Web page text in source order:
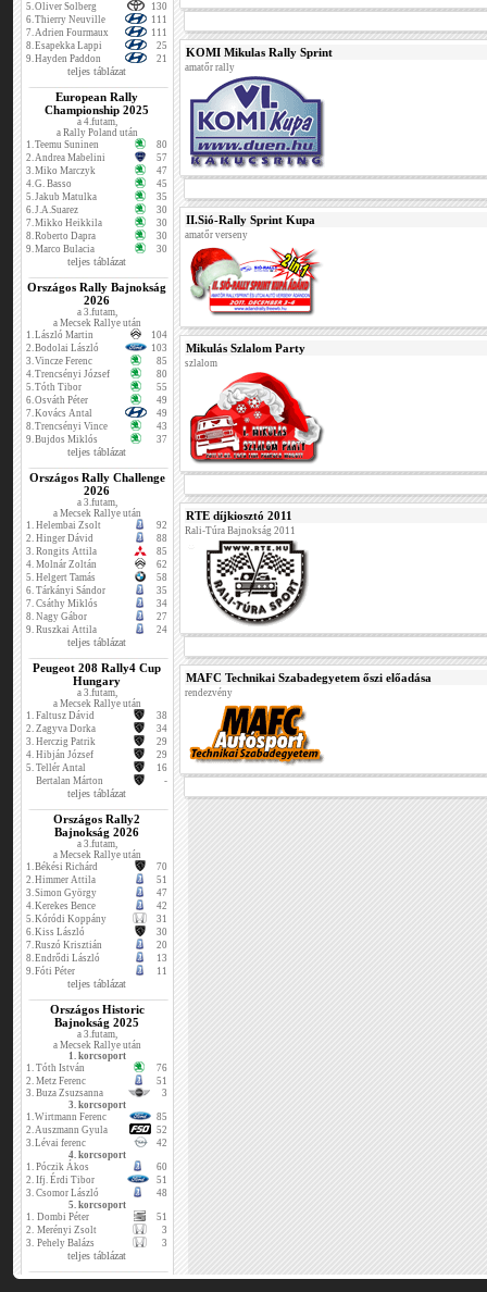
5.Oliver Solberg
130
6.Thierry Neuville
111
7.Adrien Fourmaux
111
8.Esapekka Lappi
25
9.Hayden Paddon 21
teljes táblázat
European Rally
Championship 2025
a 4.futam,
a Rally Poland után
1.Teemu Suninen
80
2.Andrea Mabelini
57
3.Miko Marczyk
47
4.G. Basso
45
5.Jakub Matulka
35
6.J.A.Suarez
30
7.Mikko Heikkila
30
8.Roberto Dapra
30
9.Marco Bulacia 30
teljes táblázat
Országos Rally Bajnokság
2026
a 3.futam,
a Mecsek Rallye után
1.László Martin
104
2.Bodolai László
103
3.Vincze Ferenc
85
4.Trencsényi József
80
5.Tóth Tibor
55
6.Osváth Péter
49
7.Kovács Antal
49
8.Trencsényi Vince
43
9.Bujdos Miklós 37
teljes táblázat
Országos Rally Challenge
2026
a 3.futam,
a Mecsek Rallye után
1. Helembai Zsolt
92
2. Hinger Dávid
88
3. Rongits Attila
85
4. Molnár Zoltán
62
5. Helgert Tamás
58
6. Tárkányi Sándor
35
7. Csáthy Miklós
34
8. Nagy Gábor
27
9. Ruszkai Attila 24
teljes táblázat
Peugeot 208 Rally4 Cup
Hungary
a 3.futam,
a Mecsek Rallye után
1. Faltusz Dávid
38
2. Zagyva Dorka
34
3. Herczig Patrik
29
4. Hibján József
29
5. Tellér Antal
16
Bertalan Márton
-
teljes táblázat
Országos Rally2
Bajnokság 2026
a 3.futam,
a Mecsek Rallye után
1.Békési Richárd
70
2.Himmer Attila
51
3.Simon György
47
4.Kerekes Bence
42
5.Kóródi Koppány
31
6.Kiss László
30
7.Ruszó Krisztián
20
8.Endrődi László
13
9.Fóti Péter 11
teljes táblázat
Országos Historic
Bajnokság 2025
a 3.futam,
a Mecsek Rallye után
1. korcsoport
1. Tóth István
76
2. Metz Ferenc
51
3. Buza Zsuzsanna
3
3. korcsoport
1.Wirtmann Ferenc
85
2.Auszmann Gyula
52
3.Lévai ferenc
42
4. korcsoport
1. Póczik Ákos
60
2. Ifj. Érdi Tibor
51
3. Csomor László
48
5. korcsoport
1. Dombi Péter
51
2. Merényi Zsolt
3
3. Pehely Balázs 3
teljes táblázat
KOMI Mikulas Rally Sprint
amatőr rally
II.Sió-Rally Sprint Kupa
amatőr verseny
Mikulás Szlalom Party
szlalom
RTE díjkiosztó 2011
Rali-Túra Bajnokság 2011
MAFC Technikai Szabadegyetem őszi előadása
rendezvény